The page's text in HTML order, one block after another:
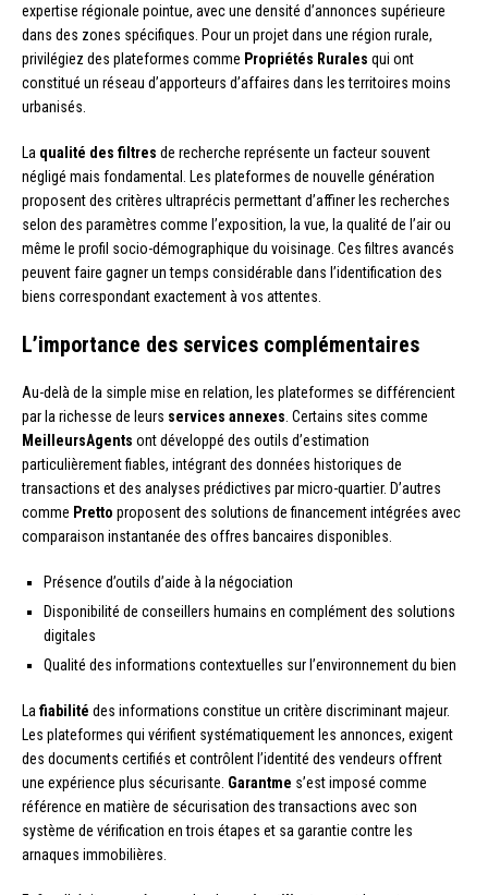
expertise régionale pointue, avec une densité d’annonces supérieure
dans des zones spécifiques. Pour un projet dans une région rurale,
privilégiez des plateformes comme Propriétés Rurales qui ont
constitué un réseau d’apporteurs d’affaires dans les territoires moins
urbanisés.
La qualité des filtres de recherche représente un facteur souvent
négligé mais fondamental. Les plateformes de nouvelle génération
proposent des critères ultraprécis permettant d’affiner les recherches
selon des paramètres comme l’exposition, la vue, la qualité de l’air ou
même le profil socio-démographique du voisinage. Ces filtres avancés
peuvent faire gagner un temps considérable dans l’identification des
biens correspondant exactement à vos attentes.
L’importance des services complémentaires
Au-delà de la simple mise en relation, les plateformes se différencient
par la richesse de leurs services annexes . Certains sites comme
MeilleursAgents ont développé des outils d’estimation
particulièrement fiables, intégrant des données historiques de
transactions et des analyses prédictives par micro-quartier. D’autres
comme Pretto proposent des solutions de financement intégrées avec
comparaison instantanée des offres bancaires disponibles.
Présence d’outils d’aide à la négociation
Disponibilité de conseillers humains en complément des solutions
digitales
Qualité des informations contextuelles sur l’environnement du bien
La fiabilité des informations constitue un critère discriminant majeur.
Les plateformes qui vérifient systématiquement les annonces, exigent
des documents certifiés et contrôlent l’identité des vendeurs offrent
une expérience plus sécurisante. Garantme s’est imposé comme
référence en matière de sécurisation des transactions avec son
système de vérification en trois étapes et sa garantie contre les
arnaques immobilières.